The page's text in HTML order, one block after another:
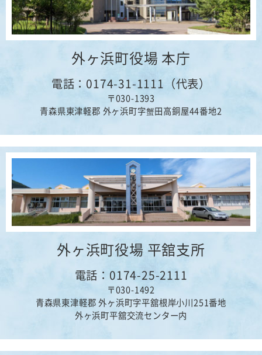
外ヶ浜町役場 本庁
電話：0174-31-1111（代表）
〒030-1393
青森県東津軽郡 外ヶ浜町字蟹田高銅屋44番地2
外ヶ浜町役場 平舘支所
電話：0174-25-2111
〒030-1492
青森県東津軽郡 外ヶ浜町字平舘根岸小川251番地
外ヶ浜町平舘交流センター内